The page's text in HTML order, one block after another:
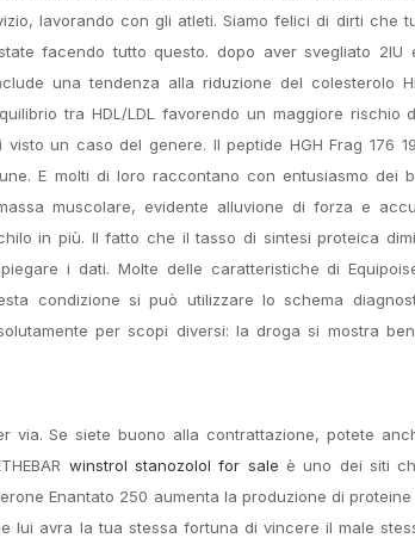
lavorando con gli atleti. Siamo felici di dirti che
facendo tutto questo. dopo aver svegliato 2IU
una tendenza alla riduzione del colesterolo
tra HDL/LDL favorendo un maggiore rischio
un caso del genere. Il peptide HGH Frag 176
E molti di loro raccontano con entusiasmo dei
muscolare, evidente alluvione di forza e
in più. Il fatto che il tasso di sintesi proteica
i dati. Molte delle caratteristiche di
condizione si può utilizzare lo schema
per scopi diversi: la droga si mostra
via. Se siete buono alla contrattazione, potete
winstrol stanozolol for sale è uno dei siti
Enantato 250 aumenta la produzione di
lui avra la tua stessa fortuna di vincere il male